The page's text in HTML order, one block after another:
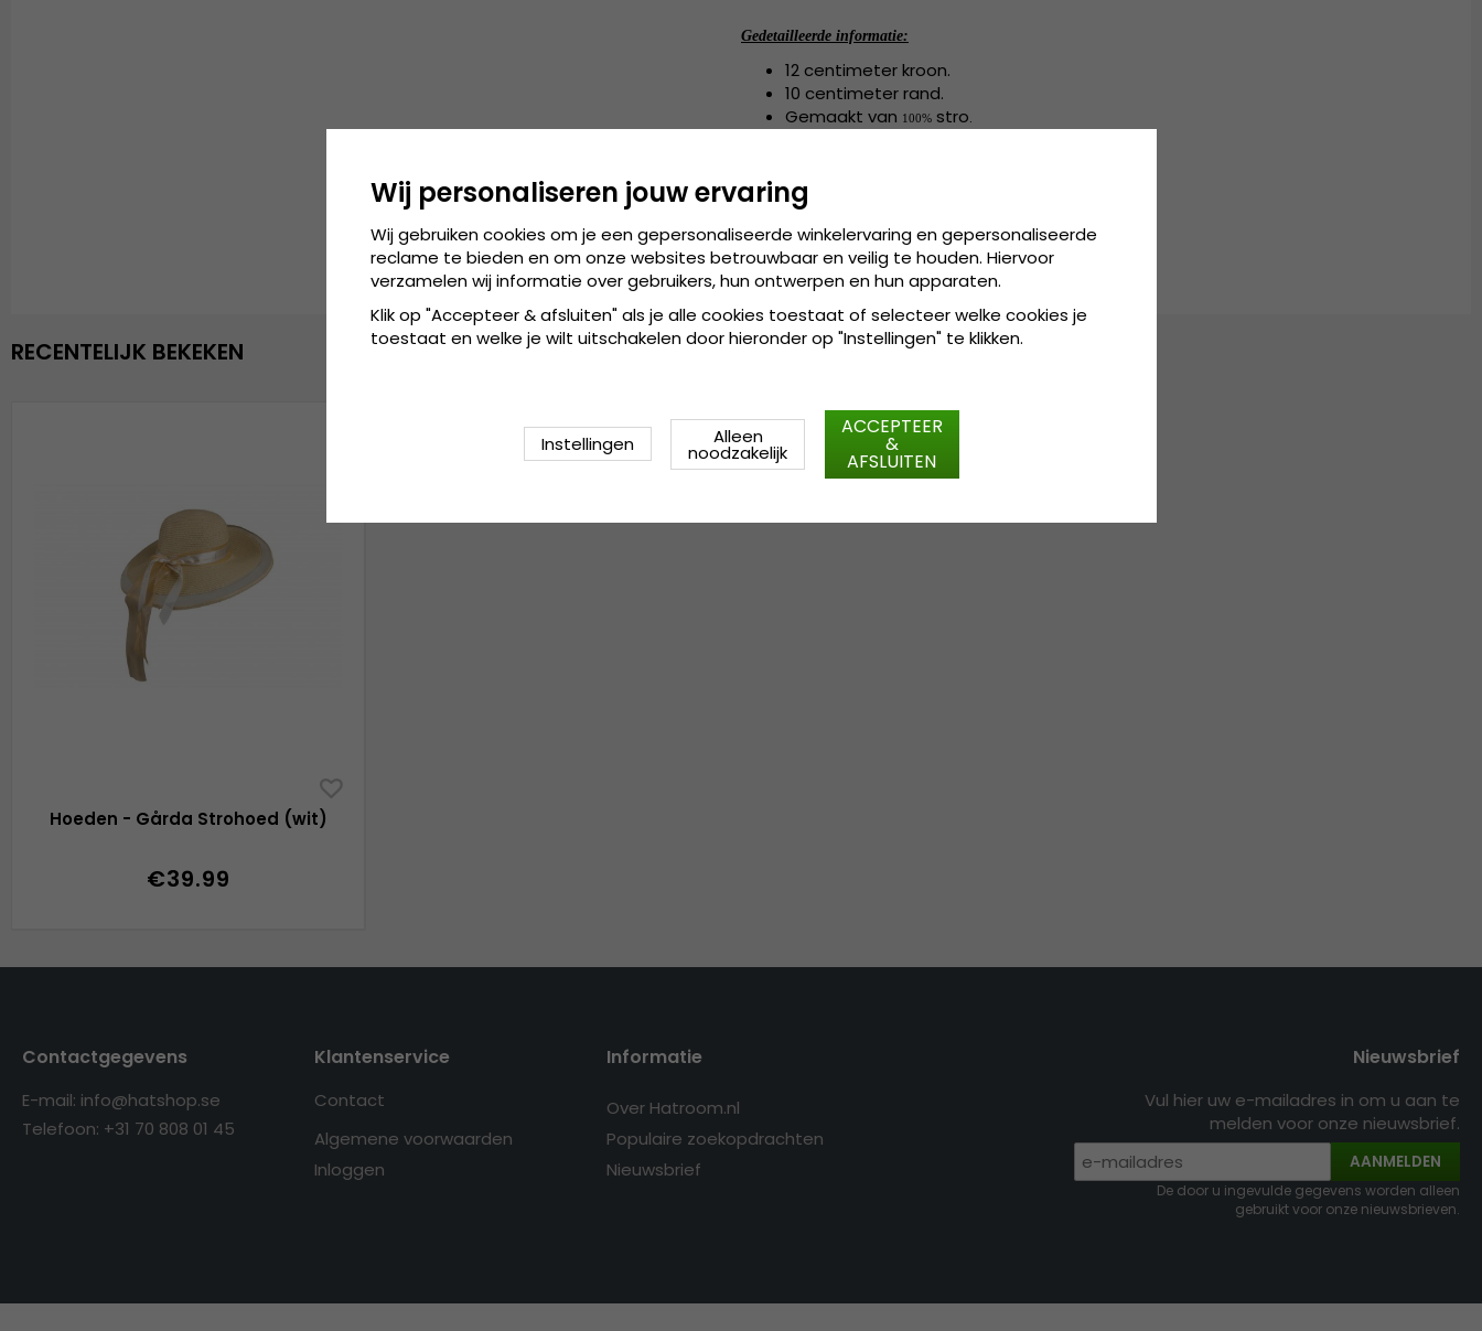
Gedetailleerde informatie:
12 centimeter kroon.
10 centimeter rand.
Gemaakt van 100% stro
Maattabel: 55 cm - 58 cm
RECENTELIJK BEKEKEN
Hoeden - Gårda Strohoed (wit)
€39.99
Contactgegevens
E-mail: info@hatshop.se
Telefoon: +31 70 808 01 45
Klantenservice
Contact
Algemene voorwaarden
Inloggen
Informatie
Over Hatroom.nl
Populaire zoekopdrachten
Nieuwsbrief
Nieuwsbrief
Vul hier uw e-mailadres in om u aan te
melden voor onze nieuwsbrief.
AANMELDEN
De door u ingevulde gegevens worden alleen
gebruikt voor onze nieuwsbrieven.
Wij personaliseren jouw ervaring
Wij gebruiken cookies om je een gepersonaliseerde winkelervaring en gepersonaliseerde
reclame te bieden en om onze websites betrouwbaar en veilig te houden. Hiervoor
verzamelen wij informatie over gebruikers, hun ontwerpen en hun apparaten.
Klik op "Accepteer & afsluiten" als je alle cookies toestaat of selecteer welke cookies je
toestaat en welke je wilt uitschakelen door hieronder op "Instellingen" te klikken.
Instellingen Alleen
noodzakelijk
ACCEPTEER
&
AFSLUITEN